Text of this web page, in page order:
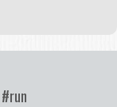
#run